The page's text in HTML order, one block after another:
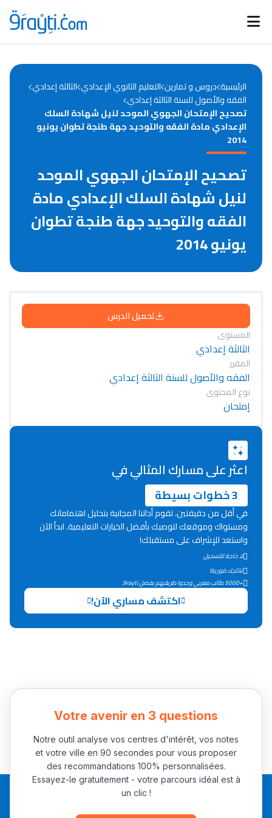
Catégories
d'actualités
Annonces bourses
Lycée Maroc
Collège au Maroc
التعليم الثانوي الإعدادي
Interviews/Vidéos
دليل المهن
الرئيسية دروس و تمارين التعليم الثانوي الإعدادي الثالثة إعدادي
الفقه والأصول للسنة الثالثة إعدادي
تصحيح الإمتحان الجهوي الموحد لنيل شهادة السلك
الإعدادي مادة الفقه والتوحيد جهة طنجة تطوان يونيو
2014
تصحيح الإمتحان الجهوي الموحد
لنيل شهادة السلك الإعدادي مادة
الفقه والتوحيد جهة طنجة تطوان
يونيو 2014
تحميل الدرس
المستوى
الثالثة إعدادي
المقرر
الفقه والأصول للسنة الثالثة إعدادي
نوع المحتوى
إمتحان
اعثر على مسارك المثالي في
3 خطوات بسيطة
في أقل من دقيقتين، تقوم أداتنا المجانية بتحليل اهتماماتك
ومستواك وموقعك لتوصيك بأفضل الخيارات التعليمية. ابدأ الآن
واستعد للإشراف على مستقبلك!
لا حاجة للتسجيل
نتائجك فورية!
+5000 طالب مغربي وجدوا طريقهم بفضل 9rayti.
اكتشف مساري الآن!
Votre avenir en 3 questions
Notre outil analyse vos centres d'intérêt, vos notes
et votre ville en 90 secondes pour vous proposer
des recommandations 100% personnalisées.
Essayez-le gratuitement - votre parcours idéal est à
un clic !